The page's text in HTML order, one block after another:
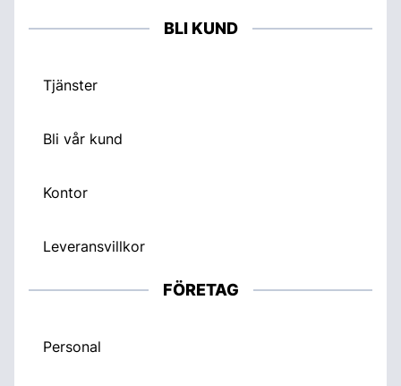
BLI KUND
Tjänster
Bli vår kund
Kontor
Leveransvillkor
FÖRETAG
Personal